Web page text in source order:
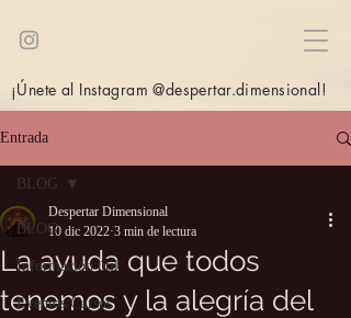
¡Únete al Instagram @despertar.dimensional!
Entrada
BLOG
Información útil
Eventos/Cursos
BLOG
La ayuda que todos
tenemos y la alegría del
Despertar Dimensional
10 dic 2022 3 min de lectura